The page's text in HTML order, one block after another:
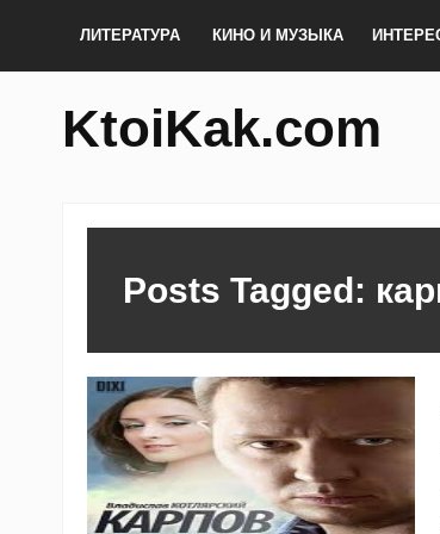
ЛИТЕРАТУРА КИНО И МУЗЫКА
KtoiKak.com
Posts Tagged: